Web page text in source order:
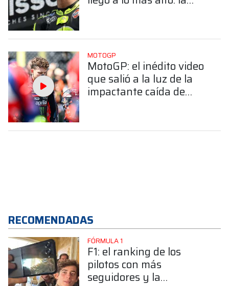
Japón al primer escalón
del podio
MOTOGP
MotoGP: el inédito video
que salió a la luz de la
impactante caída de
RECOMENDADAS
FÓRMULA 1
F1: el ranking de los
pilotos con más
seguidores y la